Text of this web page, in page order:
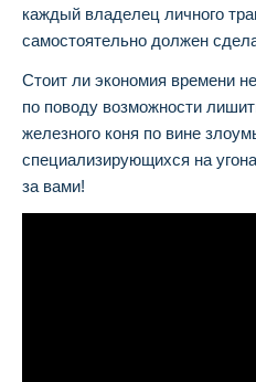
каждый владелец личного
самостоятельно должен
Стоит ли экономия времени
по поводу возможности
железного коня по вине
специализирующихся на
за вами!